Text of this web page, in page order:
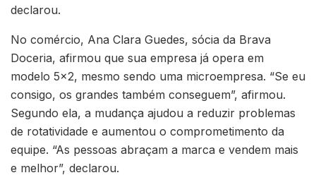
declarou.
No comércio, Ana Clara Guedes, sócia da Brava
Doceria, afirmou que sua empresa já opera em
modelo 5×2, mesmo sendo uma microempresa. “Se eu
consigo, os grandes também conseguem”, afirmou.
Segundo ela, a mudança ajudou a reduzir problemas
de rotatividade e aumentou o comprometimento da
equipe. “As pessoas abraçam a marca e vendem mais
e melhor”, declarou.